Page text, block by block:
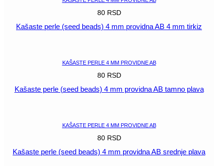
80 RSD
Kašaste perle (seed beads) 4 mm providna AB 4 mm tirkiz
KAŠASTE PERLE 4 MM PROVIDNE AB
80 RSD
Kašaste perle (seed beads) 4 mm providna AB tamno plava
KAŠASTE PERLE 4 MM PROVIDNE AB
80 RSD
Kašaste perle (seed beads) 4 mm providna AB srednje plava